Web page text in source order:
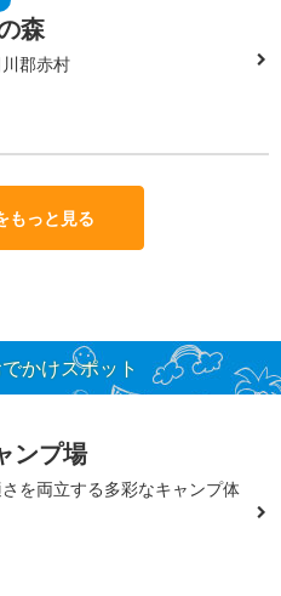
森
郡赤村
もっと見る
かけスポット
ンプ場
を両立する多彩なキャンプ体